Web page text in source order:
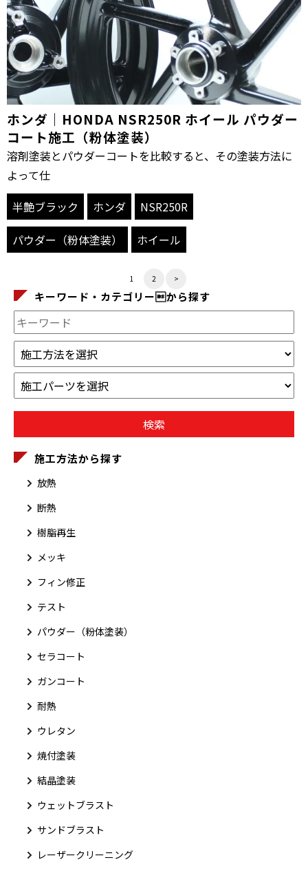
ホンダ｜HONDA NSR250R ホイール パウダー
コート施工（粉体塗装）
溶剤塗装とパウダーコートを比較すると、その塗装方法に
よって仕
半艶ブラック
ホンダ
NSR250R
パウダー（粉体塗装）
ホイール
1 2 >
キーワード・カテゴリーから探す
施工方法から探す
放熱
断熱
樹脂再生
メッキ
フィン修正
テスト
パウダー（粉体塗装）
セラコート
ガンコート
耐熱
ウレタン
焼付塗装
結晶塗装
ウェットブラスト
サンドブラスト
レーザークリーニング